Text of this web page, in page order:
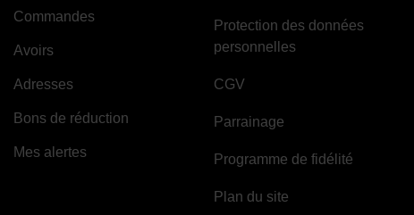
Commandes
Avoirs
Adresses
Bons de réduction
Mes alertes
Protection des données
personnelles
CGV
Parrainage
Programme de fidélité
Plan du site